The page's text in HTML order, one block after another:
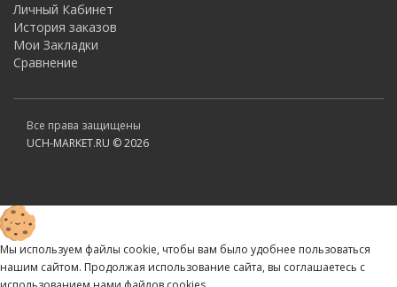
Личный Кабинет
История заказов
Мои Закладки
Сравнение
Все права защищены
UCH-MARKET.RU © 2026
Мы используем файлы cookie, чтобы вам было удобнее пользоваться
нашим сайтом. Продолжая использование сайта, вы соглашаетесь c